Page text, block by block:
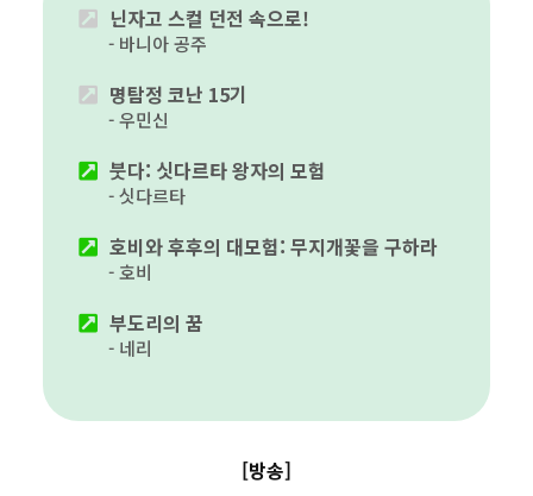
닌자고 스컬 던전 속으로!
바니아 공주
명탐정 코난 15기
우민신
붓다: 싯다르타 왕자의 모험
싯다르타
호비와 후후의 대모험: 무지개꽃을 구하라
호비
부도리의 꿈
네리
[방송]